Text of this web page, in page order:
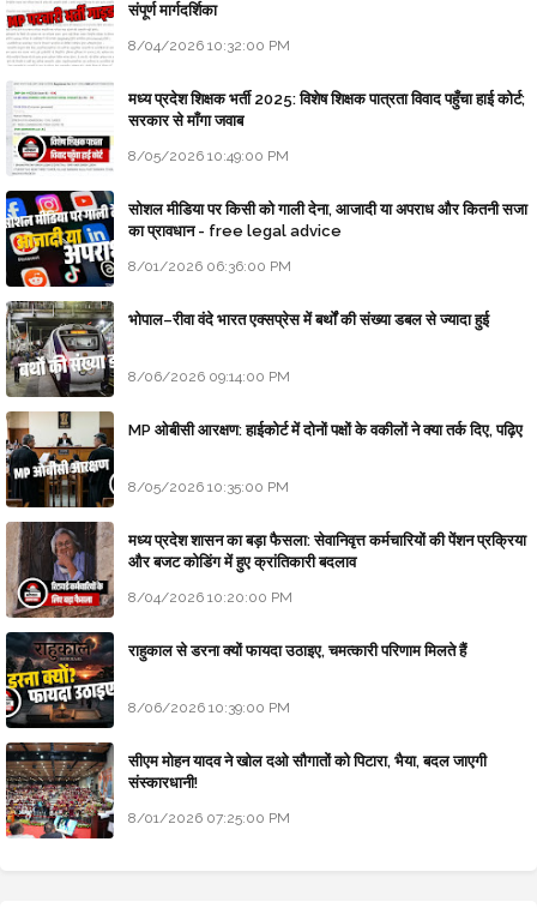
संपूर्ण मार्गदर्शिका
8/04/2026 10:32:00 PM
मध्य प्रदेश शिक्षक भर्ती 2025: विशेष शिक्षक पात्रता विवाद पहुँचा हाई कोर्ट;
सरकार से माँगा जवाब
8/05/2026 10:49:00 PM
सोशल मीडिया पर किसी को गाली देना, आजादी या अपराध और कितनी सजा
का प्रावधान - free legal advice
8/01/2026 06:36:00 PM
भोपाल–रीवा वंदे भारत एक्सप्रेस में बर्थों की संख्या डबल से ज्यादा हुई
8/06/2026 09:14:00 PM
MP ओबीसी आरक्षण: हाईकोर्ट में दोनों पक्षों के वकीलों ने क्या तर्क दिए, पढ़िए
8/05/2026 10:35:00 PM
मध्य प्रदेश शासन का बड़ा फैसला: सेवानिवृत्त कर्मचारियों की पेंशन प्रक्रिया
और बजट कोडिंग में हुए क्रांतिकारी बदलाव
8/04/2026 10:20:00 PM
राहुकाल से डरना क्यों फायदा उठाइए, चमत्कारी परिणाम मिलते हैं
8/06/2026 10:39:00 PM
सीएम मोहन यादव ने खोल दओ सौगातों को पिटारा, भैया, बदल जाएगी
संस्कारधानी!
8/01/2026 07:25:00 PM